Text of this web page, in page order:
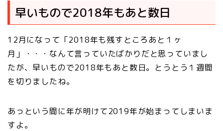
早いもので2018年もあと数日
12月になって「2018年も残すところあと１ヶ
月」・・・なんて言っていたばかりだと思っていまし
たが、早いもので2018年もあと数日。とうとう１週間
を切りましたね。
あっという間に年が明けて2019年が始まってしまいま
すよ。